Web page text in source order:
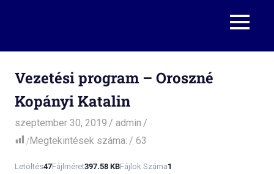
MENU
Vezetési program – Oroszné
Kopányi Katalin
szeptember 30, 2019
admin
Megtekintések száma:
63
Letöltés47Fájlméret397.58 KBFájlok Száma1